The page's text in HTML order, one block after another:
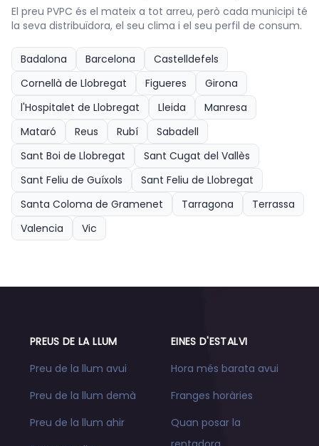
El preu PVPC és el mateix a tot arreu, però cada municipi té
la seva distribuïdora, el seu clima i el seu perfil de consum.
Badalona Barcelona
Castelldefels
Cornellà de Llobregat
Figueres
Girona
l'Hospitalet de Llobregat
Lleida
Manresa
Mataró
Reus Rubí
Sabadell
Sant Boi de Llobregat
Sant Cugat del Vallès
Sant Feliu de Guíxols
Sant Feliu de Llobregat
Santa Coloma de Gramenet
Tarragona
Terrassa
Valencia
Vic
PREUS DE LA LLUM
Preu de la llum avui
Preu de la llum demà
Preu de la llum ahir
EINES D'ESTALVI
Hora més barata avui
Franges horàries
Quan posar la